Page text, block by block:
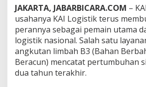
a
t
P
e
r
a
n
d
a
JAKARTA, JABARBICARA.COM –
usahanya KAI Logistik terus
perannya sebagai pemain utama
logistik nasional. Salah satu
angkutan limbah B3 (Bahan
Beracun) mencatat pertumbuhan
dua tahun terakhir.